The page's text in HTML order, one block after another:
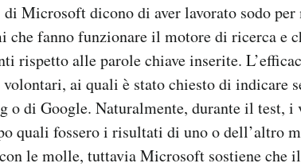
Microsoft dicono di aver lavorato sodo
che fanno funzionare il motore di ricerca e
rispetto alle parole chiave inserite.
ai quali è stato chiesto di indicare
o di Google. Naturalmente, durante il test, i
quali fossero i risultati di uno o dell’altro
le molle, tuttavia Microsoft sostiene che